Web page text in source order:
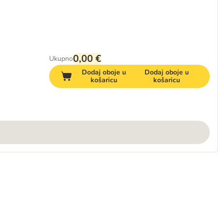
Ukupno0,00 €
Dodaj oboje u
košaricu
Dodaj oboje u
košaricu